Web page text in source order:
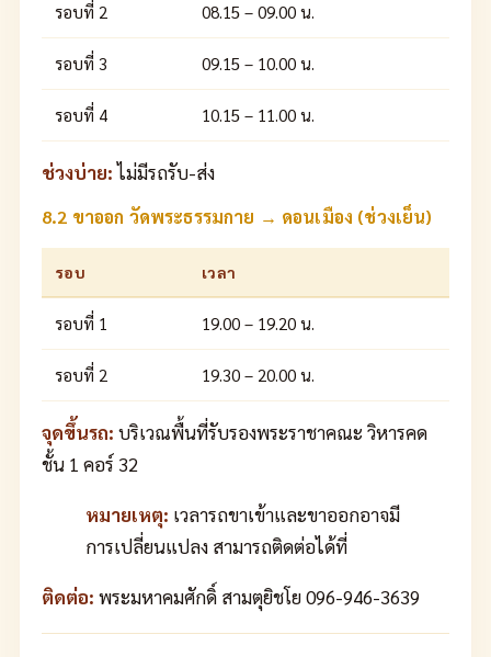
รอบที่ 2 08.15 – 09.00 น.
รอบที่ 3 09.15 – 10.00 น.
รอบที่ 4 10.15 – 11.00 น.
ช่วงบ่าย:ไม่มีรถรับ-ส่ง
8.2 ขาออก วัดพระธรรมกาย → ดอนเมือง (ช่วงเย็น)
รอบ เวลา
รอบที่ 1 19.00 – 19.20 น.
รอบที่ 2 19.30 – 20.00 น.
จุดขึ้นรถ: บริเวณพื้นที่รับรองพระราชาคณะ วิหารคด
ชั้น 1 คอร์ 32
หมายเหตุ: เวลารถขาเข้าและขาออกอาจมี
การเปลี่ยนแปลง สามารถติดต่อได้ที่
ติดต่อ: พระมหาคมศักดิ์ สามตุยิชโย 096-946-3639